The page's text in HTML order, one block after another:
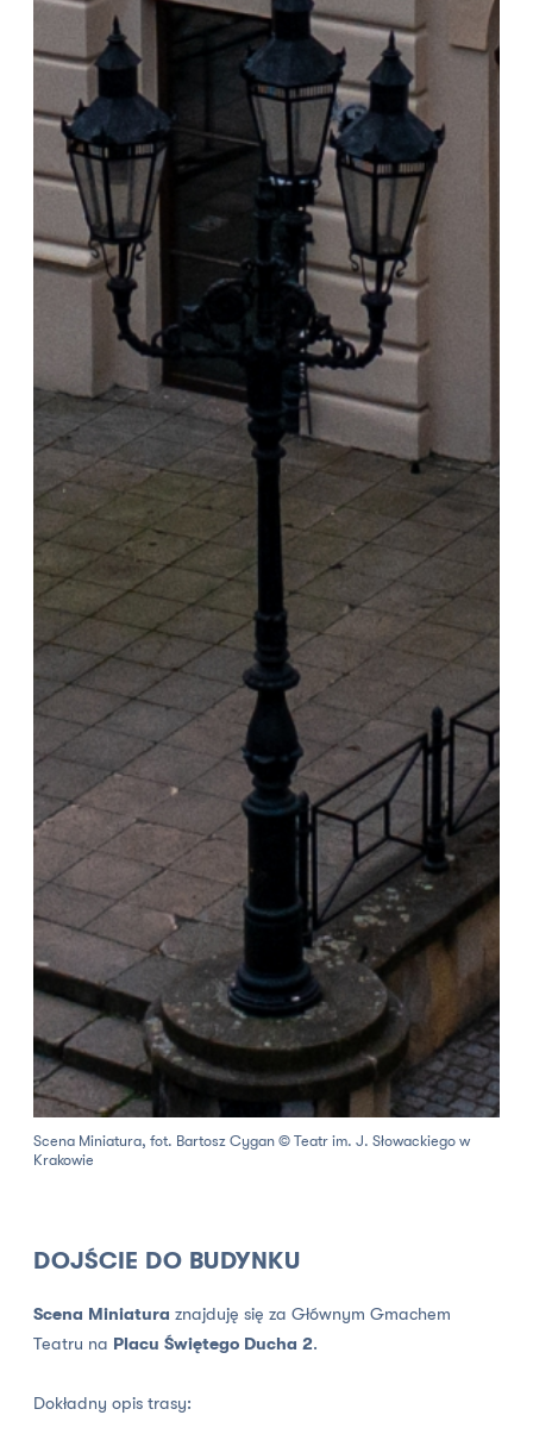
Scena Miniatura, fot. Bartosz Cygan © Teatr im. J. Słowackiego w
Krakowie
DOJŚCIE DO BUDYNKU
Scena Miniatura znajduję się za Głównym Gmachem
Teatru na Placu Świętego Ducha 2.
Dokładny opis trasy: